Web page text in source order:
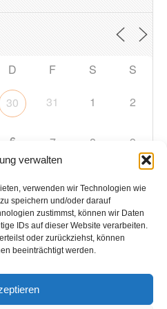
verwalten
verwenden wir Technologien wie
speichern und/oder darauf
zustimmst, können wir Daten
IDs auf dieser Website verarbeiten.
oder zurückziehst, können
beeinträchtigt werden.
D F S S
30 31 1 2
6 7 8 9
13 14 15
20 21 22 23
3 4 5 6